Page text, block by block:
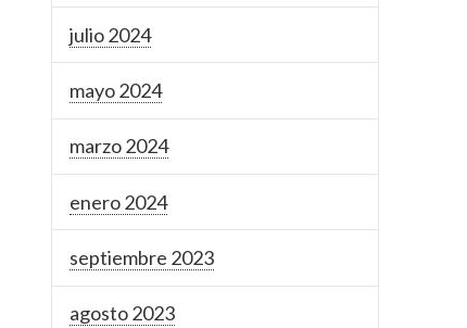
julio 2024
mayo 2024
marzo 2024
enero 2024
septiembre 2023
agosto 2023